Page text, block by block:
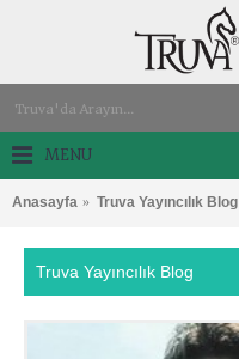
MENU
Anasayfa Truva Yayıncılık Blog
Truva Yayıncılık Blog